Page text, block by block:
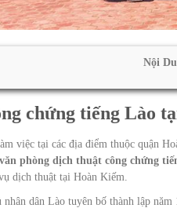
Nội
chứng tiếng Lào
việc tại các địa điểm thuộc quận
văn phòng dịch thuật công chứng
dịch thuật tại Hoàn Kiếm.
nhân dân Lào tuyên bố thành lập